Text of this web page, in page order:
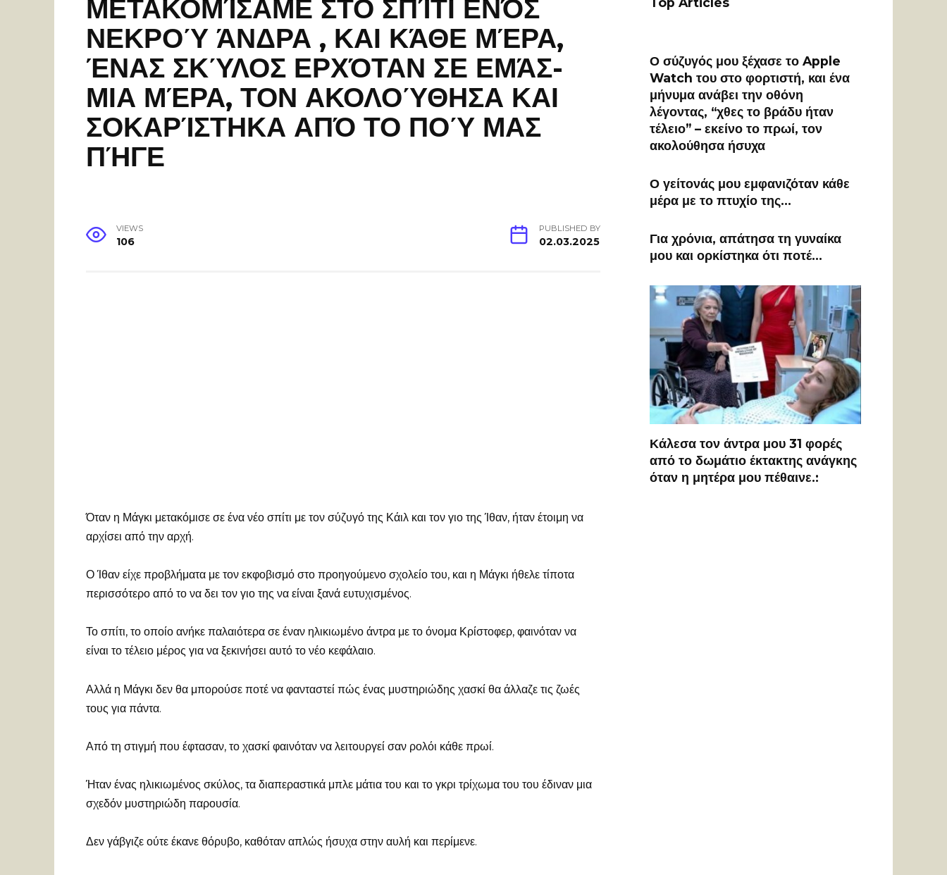
ΜΕΤΑΚΟΜΊΣΑΜΕ ΣΤΟ ΣΠΊΤΙ ΕΝΌΣ
ΝΕΚΡΟΎ ΆΝΔΡΑ , ΚΑΙ ΚΆΘΕ ΜΈΡΑ,
ΈΝΑΣ ΣΚΎΛΟΣ ΕΡΧΌΤΑΝ ΣΕ ΕΜΆΣ-
ΜΙΑ ΜΈΡΑ, ΤΟΝ ΑΚΟΛΟΎΘΗΣΑ ΚΑΙ
ΣΟΚΑΡΊΣΤΗΚΑ ΑΠΌ ΤΟ ΠΟΎ ΜΑΣ
ΠΉΓΕ
VIEWS
106
PUBLISHED BY
02.03.2025
Όταν η Μάγκι μετακόμισε σε ένα νέο σπίτι με τον σύζυγό της Κάιλ και τον γιο της Ίθαν, ήταν έτοιμη να
αρχίσει από την αρχή.
Ο Ίθαν είχε προβλήματα με τον εκφοβισμό στο προηγούμενο σχολείο του, και η Μάγκι ήθελε τίποτα
περισσότερο από το να δει τον γιο της να είναι ξανά ευτυχισμένος.
Το σπίτι, το οποίο ανήκε παλαιότερα σε έναν ηλικιωμένο άντρα με το όνομα Κρίστοφερ, φαινόταν να
είναι το τέλειο μέρος για να ξεκινήσει αυτό το νέο κεφάλαιο.
Αλλά η Μάγκι δεν θα μπορούσε ποτέ να φανταστεί πώς ένας μυστηριώδης χασκί θα άλλαζε τις ζωές
τους για πάντα.
Από τη στιγμή που έφτασαν, το χασκί φαινόταν να λειτουργεί σαν ρολόι κάθε πρωί.
Ήταν ένας ηλικιωμένος σκύλος, τα διαπεραστικά μπλε μάτια του και το γκρι τρίχωμα του του έδιναν μια
σχεδόν μυστηριώδη παρουσία.
Δεν γάβγιζε ούτε έκανε θόρυβο, καθόταν απλώς ήσυχα στην αυλή και περίμενε.
Ο σύζυγός μου ξέχασε το Apple
Watch του στο φορτιστή, και ένα
μήνυμα ανάβει την οθόνη
λέγοντας, “χθες το βράδυ ήταν
τέλειο” – εκείνο το πρωί, τον
ακολούθησα ήσυχα
Ο γείτονάς μου εμφανιζόταν κάθε
μέρα με το πτυχίο της…
Για χρόνια, απάτησα τη γυναίκα
μου και ορκίστηκα ότι ποτέ…
Κάλεσα τον άντρα μου 31 φορές
από το δωμάτιο έκτακτης ανάγκης
όταν η μητέρα μου πέθαινε.: